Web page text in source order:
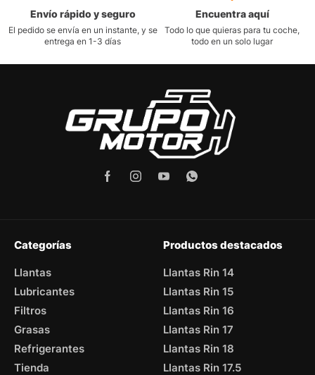
Envío rápido y seguro
El pedido se envía en un instante, y se
entrega en 1-3 días
Encuentra aquí
Todo lo que quieras para tu coche,
todo en un solo lugar
Categorías
Llantas
Lubricantes
Filtros
Grasas
Refrigerantes
Tienda
Productos destacados
Llantas Rin 14
Llantas Rin 15
Llantas Rin 16
Llantas Rin 17
Llantas Rin 18
Llantas Rin 17.5